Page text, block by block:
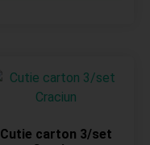
Cutie carton 3/set